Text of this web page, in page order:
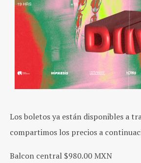
Los boletos ya están disponibles a
compartimos los precios a
Balcon central $980.00 MXN